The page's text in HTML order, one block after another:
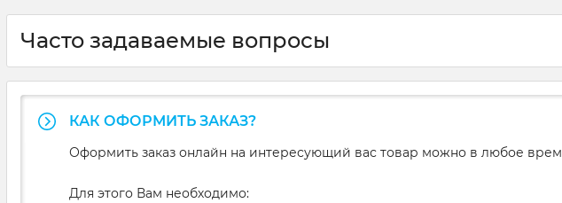
Часто задаваемые вопросы
КАК ОФОРМИТЬ ЗАКАЗ?
Оформить заказ онлайн на интересующий вас товар можно в любое
Для этого Вам необходимо: